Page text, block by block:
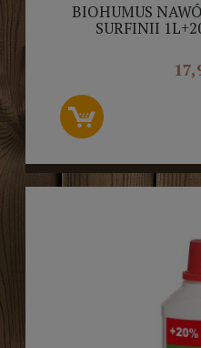
BIOHUMUS
SURFINII